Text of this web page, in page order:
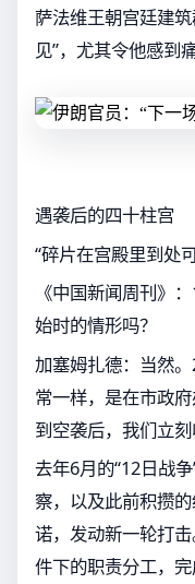
萨法维王朝宫廷建
见”，尤其令他感到
遇袭后的四十柱宫
“碎片在宫殿里到处
《中国新闻周刊》
始时的情形吗？
加塞姆扎德：当然
常一样，是在市政
到空袭后，我们立刻
去年6月的“12日战
察，以及此前积攒
诺，发动新一轮打
件下的职责分工，